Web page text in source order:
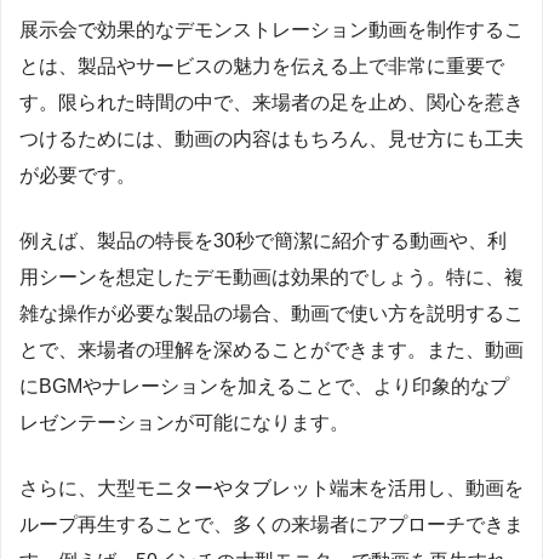
展示会で効果的なデモンストレーション動画を制作するこ
とは、製品やサービスの魅力を伝える上で非常に重要で
す。限られた時間の中で、来場者の足を止め、関心を惹き
つけるためには、動画の内容はもちろん、見せ方にも工夫
が必要です。
例えば、製品の特長を30秒で簡潔に紹介する動画や、利
用シーンを想定したデモ動画は効果的でしょう。特に、複
雑な操作が必要な製品の場合、動画で使い方を説明するこ
とで、来場者の理解を深めることができます。また、動画
にBGMやナレーションを加えることで、より印象的なプ
レゼンテーションが可能になります。
さらに、大型モニターやタブレット端末を活用し、動画を
ループ再生することで、多くの来場者にアプローチできま